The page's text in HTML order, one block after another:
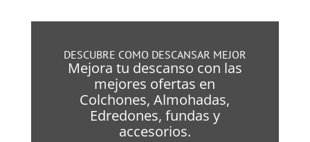
DESCUBRE COMO DESCANSAR MEJOR
Mejora tu descanso con las
mejores ofertas en
Colchones, Almohadas,
Edredones, fundas y
accesorios.